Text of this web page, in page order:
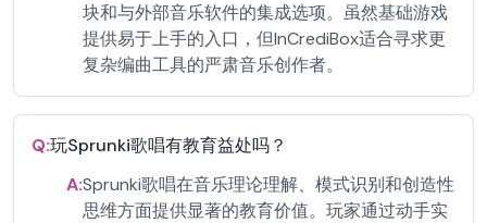
块和与外部音乐软件的集成选项。虽然基础游戏
提供易于上手的入口，但InCrediBox适合寻求更
复杂编曲工具的严肃音乐创作者。
Q:玩Sprunki歌唱有教育益处吗？
A:Sprunki歌唱在音乐理论理解、模式识别和创造性
思维方面提供显著的教育价值。玩家通过动手实